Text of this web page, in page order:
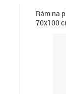
Rám na
70x100